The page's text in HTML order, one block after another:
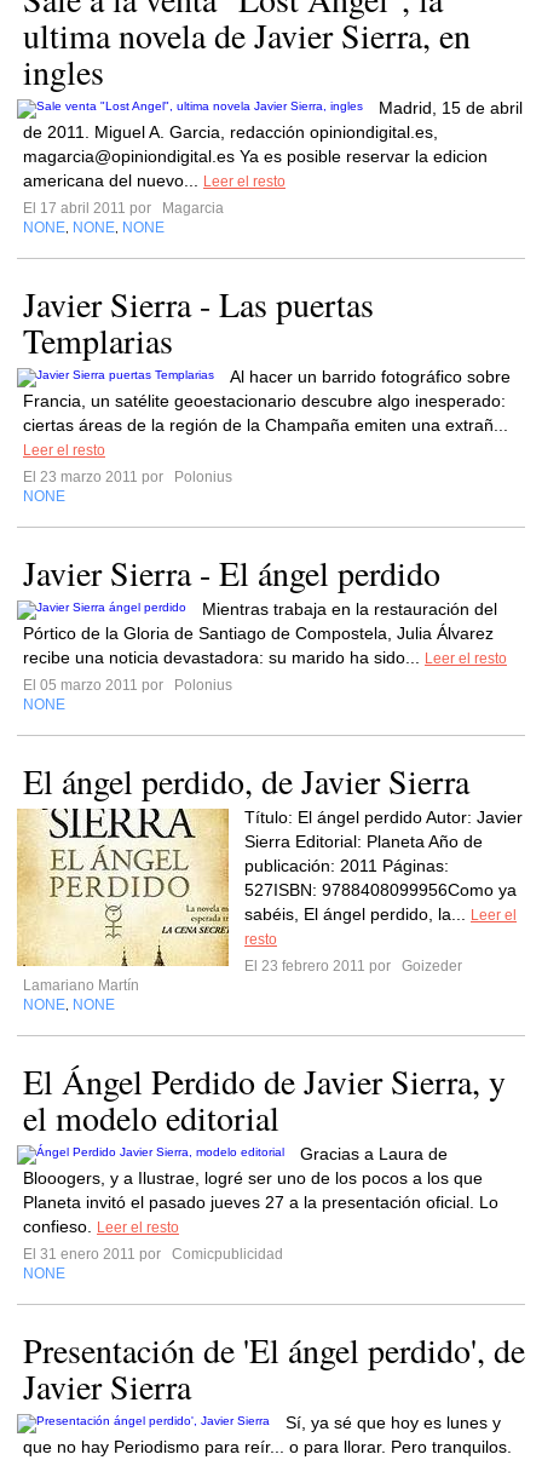
ultima novela de Javier Sierra, en
ingles
Madrid, 15 de abril
de 2011. Miguel A. Garcia, redacción opiniondigital.es,
magarcia@opiniondigital.es Ya es posible reservar la edicion
americana del nuevo...
Leer el resto
El 17 abril 2011 por
Magarcia
NONE NONE NONE
Javier Sierra - Las puertas
Templarias
Al hacer un barrido fotográfico sobre
Francia, un satélite geoestacionario descubre algo inesperado:
ciertas áreas de la región de la Champaña emiten una extrañ...
Leer el resto
El 23 marzo 2011 por
Polonius
NONE
Javier Sierra - El ángel perdido
Mientras trabaja en la restauración del
Pórtico de la Gloria de Santiago de Compostela, Julia Álvarez
recibe una noticia devastadora: su marido ha sido...
Leer el resto
El 05 marzo 2011 por
Polonius
NONE
El ángel perdido, de Javier Sierra
Título: El ángel perdido Autor: Javier
Sierra Editorial: Planeta Año de
publicación: 2011 Páginas:
527ISBN: 9788408099956Como ya
sabéis, El ángel perdido, la...
Leer el
resto
El 23 febrero 2011 por
Goizeder
Lamariano Martín
NONE NONE
El Ángel Perdido de Javier Sierra, y
el modelo editorial
Gracias a Laura de
Blooogers, y a Ilustrae, logré ser uno de los pocos a los que
Planeta invitó el pasado jueves 27 a la presentación oficial. Lo
confieso.
Leer el resto
El 31 enero 2011 por
Comicpublicidad
NONE
Presentación de 'El ángel perdido', de
Javier Sierra
Sí, ya sé que hoy es lunes y
que no hay Periodismo para reír... o para llorar. Pero tranquilos.